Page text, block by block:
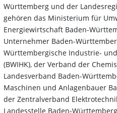
Württemberg und der
gehören das Ministerium für
Energiewirtschaft Baden-
Unternehmer Baden-
Württembergische Industrie-
(BWIHK), der Verband der
Landesverband Baden-
Maschinen und Anlagenbauer
der Zentralverband
Landesstelle Baden-